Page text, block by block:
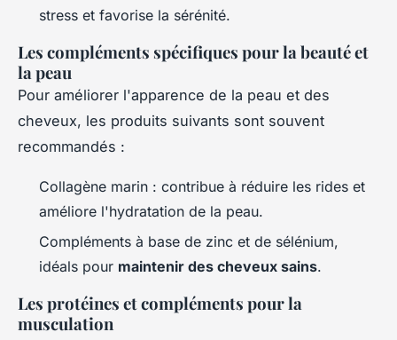
stress et favorise la sérénité.
Les compléments spécifiques pour la beauté et
la peau
Pour améliorer l'apparence de la peau et des
cheveux, les produits suivants sont souvent
recommandés :
Collagène marin : contribue à réduire les rides et
améliore l'hydratation de la peau.
Compléments à base de zinc et de sélénium,
idéals pour maintenir des cheveux sains.
Les protéines et compléments pour la
musculation